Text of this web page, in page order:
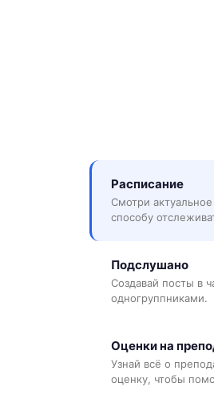
Расписание
Смотри
способу
Подслушано
Создавай посты в
одногруппниками.
Оценки на
Узнай всё о
оценку, чтобы